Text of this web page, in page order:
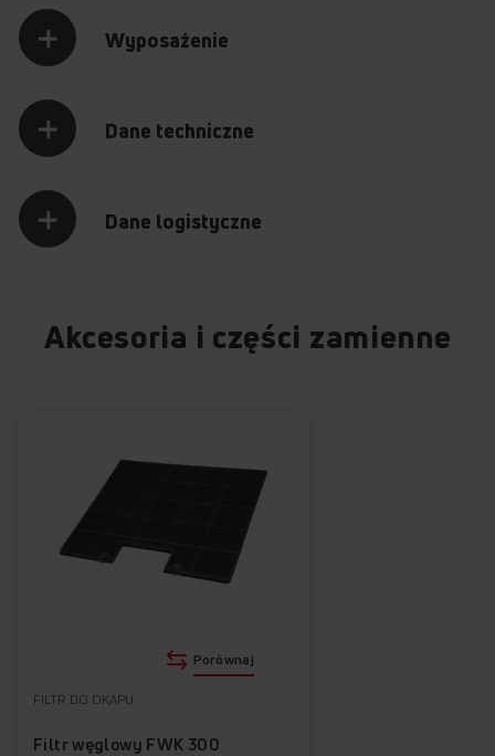
Wyposażenie
Dane techniczne
Dane logistyczne
Akcesoria i części zamienne
FILTR DO OKAPU
Filtr węglowy FWK 300
Porównaj